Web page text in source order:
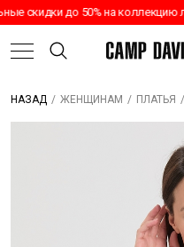
скидки до 50% на коллекцию
НАЗАД / ЖЕНЩИНАМ / ПЛАТЬЯ /